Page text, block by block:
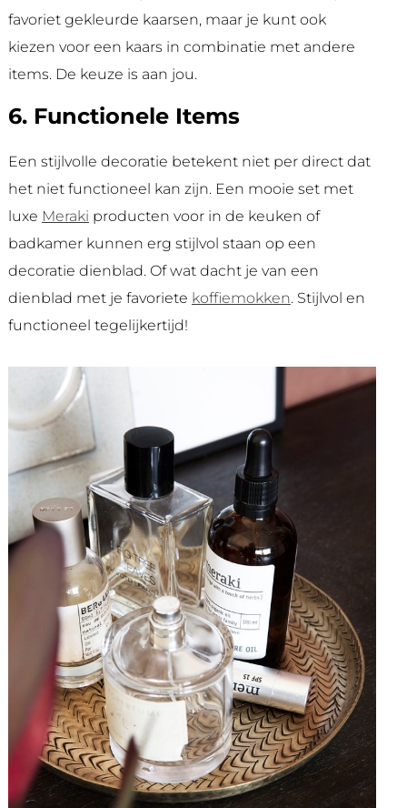
favoriet gekleurde kaarsen, maar je kunt ook
kiezen voor een kaars in combinatie met andere
items. De keuze is aan jou.
6. Functionele Items
Een stijlvolle decoratie betekent niet per direct dat
het niet functioneel kan zijn. Een mooie set met
luxe Meraki producten voor in de keuken of
badkamer kunnen erg stijlvol staan op een
decoratie dienblad. Of wat dacht je van een
dienblad met je favoriete koffiemokken. Stijlvol en
functioneel tegelijkertijd!